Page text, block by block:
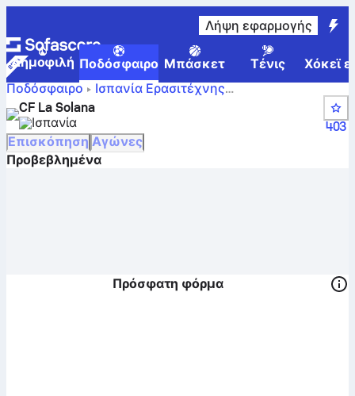
Λήψη εφαρμογής
Δημοφιλή Ποδόσφαιρο Μπάσκετ Τένις
Χόκεϊ
Ποδόσφαιρο
ΙσπανίαΕρασιτέχνης
Tercera Federación, Group 18
Σκορ, αγώνες, θέσεις
και στατιστικά παικτών της Σολάνα
CF La Solana
Ισπανία
403
Επισκόπηση Αγώνες
Προβεβλημένα
Πρόσφατη φόρμα